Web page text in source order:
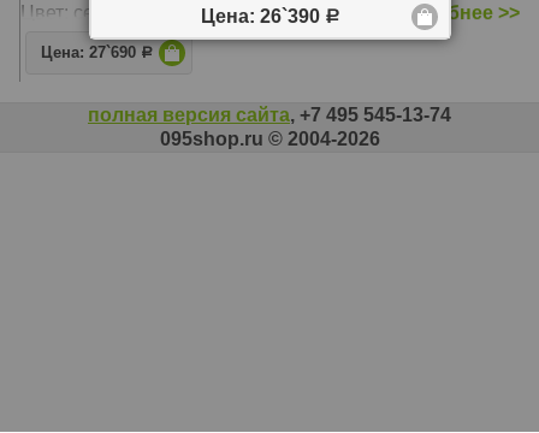
Цвет: серебристый, вертикальные полоскиподробнее >>
Цена: 27`690 Р
полная версия сайта, +7 495 545-13-74
095shop.ru © 2004-2026
Цена: 26`390 Р